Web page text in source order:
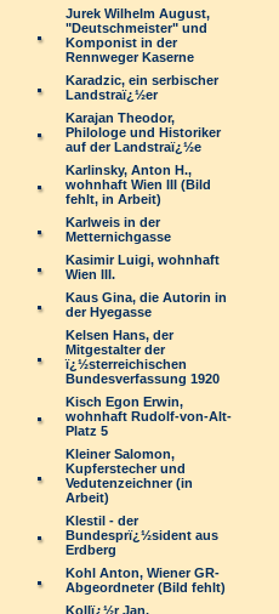
Jurek Wilhelm August,
"Deutschmeister" und
Komponist in der
Rennweger Kaserne
Karadzic, ein serbischer
Landstraï¿½er
Karajan Theodor,
Philologe und Historiker
auf der Landstraï¿½e
Karlinsky, Anton H.,
wohnhaft Wien III (Bild
fehlt, in Arbeit)
Karlweis in der
Metternichgasse
Kasimir Luigi, wohnhaft
Wien III.
Kaus Gina, die Autorin in
der Hyegasse
Kelsen Hans, der
Mitgestalter der
ï¿½sterreichischen
Bundesverfassung 1920
Kisch Egon Erwin,
wohnhaft Rudolf-von-Alt-
Platz 5
Kleiner Salomon,
Kupferstecher und
Vedutenzeichner (in
Arbeit)
Klestil - der
Bundesprï¿½sident aus
Erdberg
Kohl Anton, Wiener GR-
Abgeordneter (Bild fehlt)
Kollï¿½r Jan,